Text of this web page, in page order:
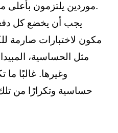
موردين يلتزمون بأعلى معايير الجودة والنقاء.
يجب أن يخضع كل
مكون لاختبارات صارمة
مثل الحساسية،
وغيرها. غالبًا ما
حساسية وتكرارًا من